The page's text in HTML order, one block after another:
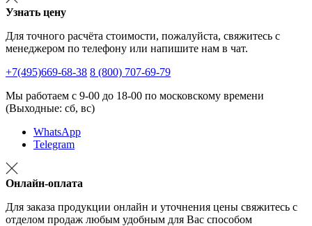
Узнать цену
Для точного расчёта стоимости, пожалуйста, свяжитесь с
менеджером по телефону или напишите нам в чат.
+7(495)669-68-38 8 (800) 707-69-79
Мы работаем с 9-00 до 18-00 по московскому времени
(Выходные: сб, вс)
WhatsApp
Telegram
Онлайн-оплата
Для заказа продукции онлайн и уточнения цены свяжитесь с
отделом продаж любым удобным для Вас способом